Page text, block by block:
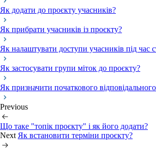
Як додати до проєкту учасників?
Як прибрати учасників із проєкту?
Як налаштувати доступи учасників під час
Як застосувати групи міток до проєкту?
Як призначити початкового відповідального
Previous
Що таке "топік проєкту" і як його додати?
Next Як встановити терміни проєкту?